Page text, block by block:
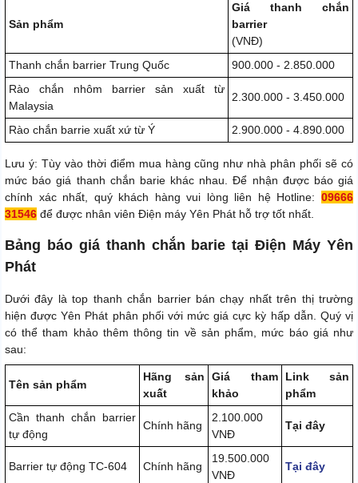
Sản phẩm
Giá thanh chắn
barrier
(VNĐ)
Thanh chắn barrier Trung Quốc
900.000 - 2.850.000
Rào chắn nhôm barrier sản xuất từ
Malaysia
2.300.000 - 3.450.000
Rào chắn barrie xuất xứ từ Ý 2.900.000 - 4.890.000
Lưu ý: Tùy vào thời điểm mua hàng cũng như nhà phân phối sẽ có
mức báo giá thanh chắn barie khác nhau. Để nhận được báo giá
chính xác nhất, quý khách hàng vui lòng liên hệ Hotline: 09666
31546 để được nhân viên Điện máy Yên Phát hỗ trợ tốt nhất.
Bảng báo giá thanh chắn barie tại Điện Máy Yên
Phát
Dưới đây là top thanh chắn barrier bán chạy nhất trên thị trường
hiện được Yên Phát phân phối với mức giá cực kỳ hấp dẫn. Quý vị
có thể tham khảo thêm thông tin về sản phẩm, mức báo giá như
sau:
Tên sản phẩm
Hãng sản
xuất
Giá tham
khảo
Link sản
phẩm
Cần thanh chắn barrier
tự động
Chính hãng
2.100.000
VNĐ
Tại đây
Barrier tự động TC-604 Chính hãng
19.500.000
VNĐ
Tại đây